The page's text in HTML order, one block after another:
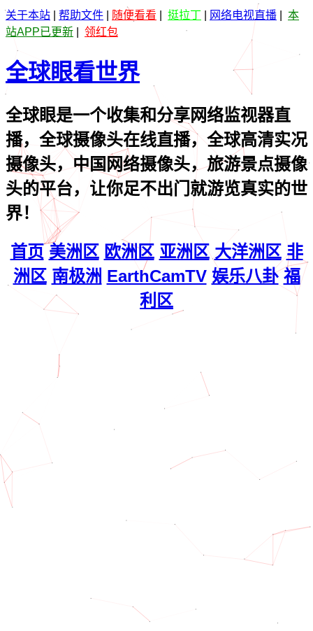
关于本站 帮助文件 随便看看 挺拉丁 网络电视直播
本
站APP已更新
领红包
全球眼看世界
全球眼是一个收集和分享网络监视器直
播，全球摄像头在线直播，全球高清实况
摄像头，中国网络摄像头，旅游景点摄像
头的平台，让你足不出门就游览真实的世
界！
首页 美洲区 欧洲区 亚洲区 大洋洲区 非
洲区 南极洲 EarthCamTV 娱乐八卦 福
利区